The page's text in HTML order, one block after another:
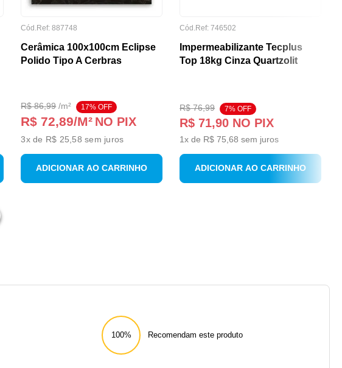
Cód.Ref:887748
Cerâmica 100x100cm Eclipse
Polido Tipo A Cerbras
R$ 86,99/m² 17% OFF
R$ 72,89/M² NO PIX
3x de R$ 25,58 sem juros
ADICIONAR AO CARRINHO
Cód.Ref:746502
Impermeabilizante Tecplus
Top 18kg Cinza Quartzolit
R$ 76,99 7% OFF
R$ 71,90 NO PIX
1x de R$ 75 ,68 sem juros
ADICIONAR AO CARRINHO
100% Recomendam este produto